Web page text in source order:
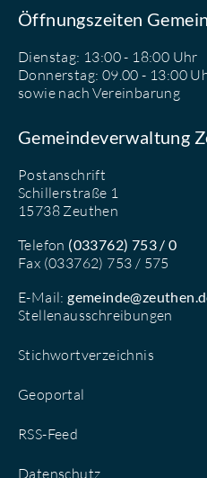
Öffnungszeiten
Dienstag: 13:00 - 18:00 Uhr
Donnerstag: 09.00 - 13:00
sowie nach Vereinbarung
Gemeindeverwaltung
Postanschrift
Schillerstraße 1
15738 Zeuthen
Telefon (033762) 753 / 0
Fax (033762) 753 / 575
E-Mail:
Stellenausschreibungen
Stichwortverzeichnis
Geoportal
RSS-Feed
Datenschutz